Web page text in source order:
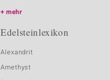
mehr
Edelsteinlexikon
Alexandrit
Amethyst